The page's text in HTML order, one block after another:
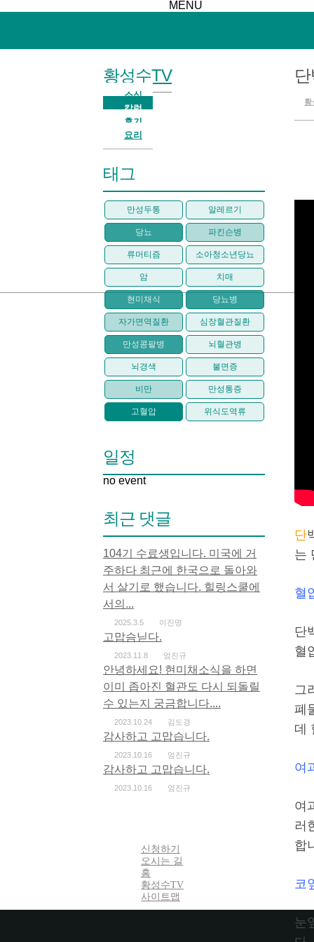
MENU
황
단
는
혈
단
혈
그
폐
데
여
여
러
합
코
눈
황성수TV
소식
칼럼
후기
요리
태그
만성두통 알레르기
당뇨 파킨슨병
류머티즘 소아청소년당뇨
암 치매
현미채식 당뇨병
자가면역질환 심장혈관질환
만성콩팥병 뇌혈관병
뇌경색 불면증
비만 만성통증
고혈압 위식도역류
일정
no event
최근 댓글
104기 수료생입니다. 미국에 거
주하다 최근에 한국으로 돌아와
서 살기로 했습니다. 힐링스쿨에
서의...
2025.3.5 이진명
고맙슴닏다.
2023.11.8 엄진규
안녕하세요! 현미채소식을 하면
이미 좁아진 혈관도 다시 되돌릴
수 있는지 궁금합니다....
2023.10.24 김도경
감사하고 고맙습니다.
2023.10.16 엄진규
감사하고 고맙습니다.
2023.10.16 엄진규
신청하기
오시는 길
홈
황성수TV
사이트맵